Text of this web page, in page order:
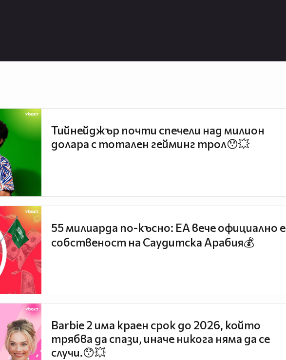
Тийнейджър почти спечели над милион
долара с тотален гейминг трол😯💥
55 милиарда по-късно: EA вече официално е
собственост на Саудитска Арабия💰
Barbie 2 има краен срок до 2026, който
трябва да спази, иначе никога няма да се
случи.😯💥